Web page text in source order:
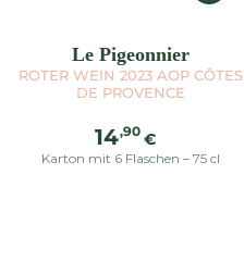
Le Pigeonnier
ROTER WEIN 2023 AOP CÔTES
DE PROVENCE
Regulärer
Preis
14,90 €
Karton mit 6 Flaschen – 75 cl